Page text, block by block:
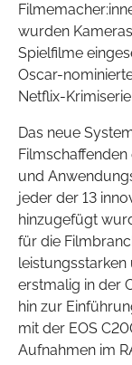
wurden
Spielfilme
Oscar-
Netflix-
Das neue
Filmschaffenden
und
jeder der 13
hinzugefügt
für die
leistungsstarken
erstmalig in der
hin zur
mit der EOS
Aufnahmen im